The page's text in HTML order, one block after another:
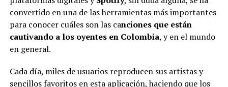
“Me siento supremamente
agradecida por el amor que me
dan siempre. Siento que
cuando me paro en este
escenario, vivo una realidad
convertido en una de las herramientas más importantes
para conocer cuáles son las canciones que están
cautivando a los oyentes en Colombia, y en el mundo
en general.
Cada día, miles de usuarios reproducen sus artistas y
sencillos favoritos en esta aplicación, haciendo que los